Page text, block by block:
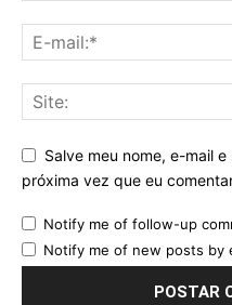
Salve meu nome, e-mail
próxima vez que eu
Notify me of follow-up
Notify me of new posts by